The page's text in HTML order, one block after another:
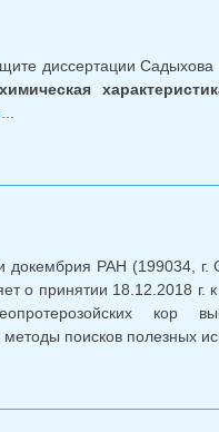
диссертации
докембрия РАН (199034, г.
отправки email)
о принятии 18.12.2018 г.
кор
поисков полезных